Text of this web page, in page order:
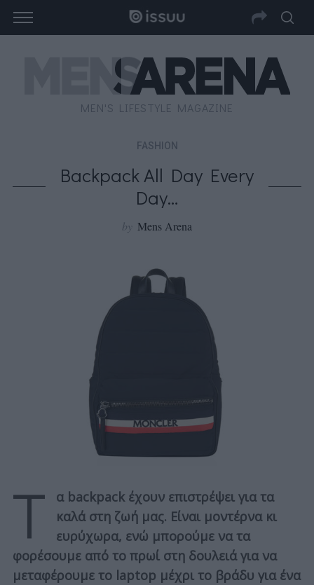
MEN'S LIFESTYLE MAGAZINE
FASHION
Backpack All Day Every
Day…
by Mens Arena
Τ
α backpack έχουν επιστρέψει για τα
καλά στη ζωή μας. Είναι μοντέρνα κι
ευρύχωρα, ενώ μπορούμε να τα
φορέσουμε από το πρωί στη δουλειά για να
μεταφέρουμε το laptop μέχρι το βράδυ για ένα